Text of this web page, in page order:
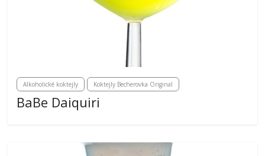
Alkoholické koktejly Koktejly Becherovka Original
BaBe Daiquiri